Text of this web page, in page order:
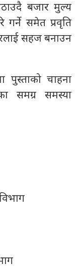
बजार मुल्य
गर्ने समेत प्रवृति
सहज बनाउन
चाहना
समग्र समस्या